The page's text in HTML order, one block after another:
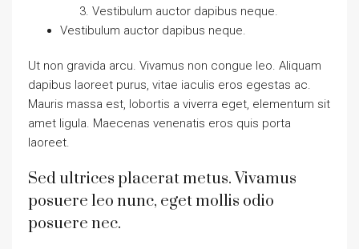
Vestibulum auctor dapibus neque.
Vestibulum auctor dapibus neque.
Ut non gravida arcu. Vivamus non congue leo. Aliquam
dapibus laoreet purus, vitae iaculis eros egestas ac.
Mauris massa est, lobortis a viverra eget, elementum sit
amet ligula. Maecenas venenatis eros quis porta
laoreet.
Sed ultrices placerat metus. Vivamus
posuere leo nunc, eget mollis odio
posuere nec.